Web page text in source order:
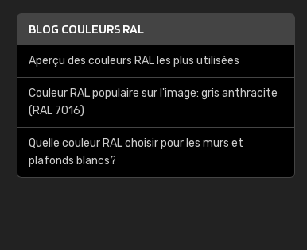
BLOG COULEURS RAL
Aperçu des couleurs RAL les plus utilisées
Couleur RAL populaire sur l'image: gris anthracite
(RAL 7016)
Quelle couleur RAL choisir pour les murs et
plafonds blancs?